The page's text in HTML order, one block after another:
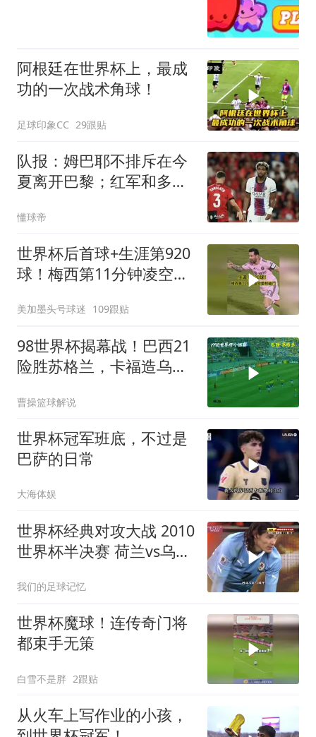
阿根廷在世界杯上，最成
功的一次战术角球！
足球印象CC 29跟贴
队报：姆巴耶不排斥在今
夏离开巴黎；红军和多特
懂球帝
世界杯后首球+生涯第920
球！梅西第11分钟凌空垫
美加墨头号球迷 109跟贴
98世界杯揭幕战！巴西21
险胜苏格兰，卡福造乌
曹操篮球解说
世界杯冠军班底，不过是
巴萨的日常
大海体娱
世界杯经典对攻大战 2010
世界杯半决赛 荷兰vs乌拉
我们的足球记忆
世界杯魔球！连传奇门将
都束手无策
白雪不是胖 2跟贴
从火车上写作业的小孩，